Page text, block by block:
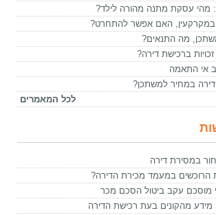
מהי עסקת מתנה מהורה לילד?
האם אפשר להתחרט?
מה התנאים?
ברכישת דירה?
אי התאמה
במחיר למשתכן?
לכל המאמרים
הרוכשים במעמד מכירת הדירה?
מוסכם עקב ביטול הסכם מכר
מידע מהקונים בעת רכישת הדירה